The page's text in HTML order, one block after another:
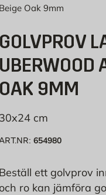
Oak 9mm
GOLVPROV
UBERWOOD
OAK 9MM
30x24 cm
654980
Beställ ett golvprov
och ro kan jämföra